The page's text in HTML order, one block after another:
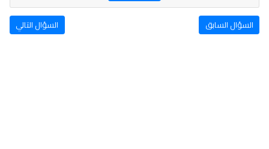
السؤال السابق السؤال التالي